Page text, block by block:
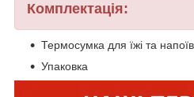
Комплектація:
Термосумка для їжі та напоїв
Упаковка